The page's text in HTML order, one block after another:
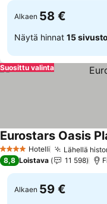
Alkaen 58 €
Näytä hinnat 15
Suosittu valinta
4 Tähtiluokitus
Hotelli Lähellä
Eurostars Oasis
8,8 Loistava 11 598
Alkaen 59 €